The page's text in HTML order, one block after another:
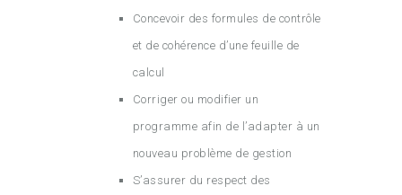
Concevoir des formules de contrôle
et de cohérence d’une feuille de
calcul
Corriger ou modifier un
programme afin de l’adapter à un
nouveau problème de gestion
S’assurer du respect des